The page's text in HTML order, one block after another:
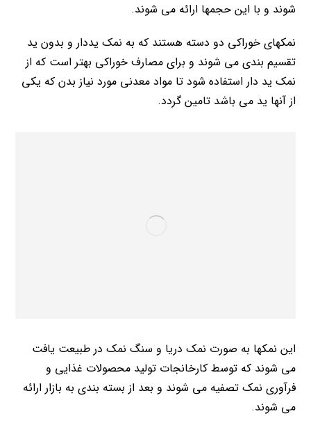
شوند و با این حجمها ارائه می شوند.
نمکهای خوراکی دو دسته هستند که به نمک یددار و بدون ید
تقسیم بندی می شوند و برای مصارف خوراکی بهتر است که از
نمک ید دار استفاده شود تا مواد معدنی مورد نیاز بدن که یکی
از آنها ید می باشد تامین گردد.
این نمکها به صورت نمک دریا و سنگ نمک در طبیعت یافت
می شوند که توسط کارخانجات تولید محصولات غذایی و
فرآوری نمک تصفیه می شوند و بعد از بسته بندی به بازار ارائه
می شوند.